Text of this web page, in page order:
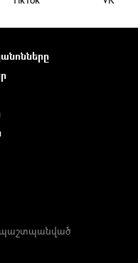
պաշտպանված